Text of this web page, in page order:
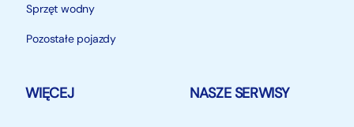
Sprzęt wodny
Pozostałe pojazdy
WIĘCEJ NASZE SERWISY